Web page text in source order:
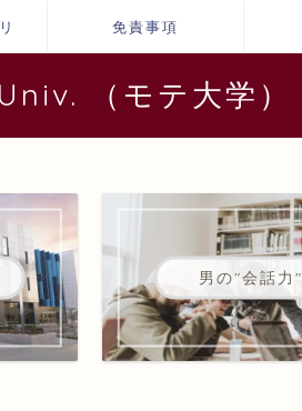
免責事項
（モテ大学）
男の"会話力"